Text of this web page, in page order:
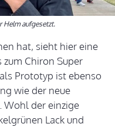
Helm aufgesetzt.
hat, sieht hier eine
zum Chiron Super
Prototyp ist ebenso
wie der neue
Wohl der einzige
Lack und